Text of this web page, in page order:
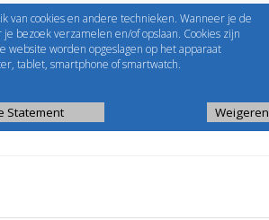
EShop-nummer
Wachtwoord
tools
cookies en andere technieken. Wanneer je de
bezoek verzamelen en/of opslaan. Cookies zijn
worden opgeslagen op het apparaat
tablet, smartphone of smartwatch.
Statement Weigeren